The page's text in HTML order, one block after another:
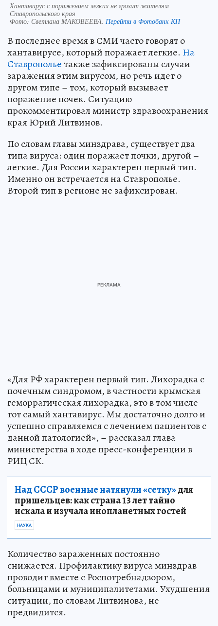
Хантавирус с поражением легких не грозит жителям
Ставропольского края
Фото: Светлана МАКОВЕЕВА. Перейти в Фотобанк КП
В последнее время в СМИ часто говорят о
хантавирусе, который поражает легкие. На
Ставропольетакже зафиксированы случаи
заражения этим вирусом, но речь идет о
другом типе – том, который вызывает
поражение почек. Ситуацию
прокомментировал министр здравоохранения
края Юрий Литвинов.
По словам главы минздрава, существует два
типа вируса: один поражает почки, другой –
легкие. Для России характерен первый тип.
Именно он встречается на Ставрополье.
Второй тип в регионе не зафиксирован.
«Для РФ характерен первый тип. Лихорадка с
почечным синдромом, в частности крымская
геморрагическая лихорадка, это в том числе
тот самый хантавирус. Мы достаточно долго и
успешно справляемся с лечением пациентов с
данной патологией», – рассказал глава
министерства в ходе пресс-конференции в
РИЦ СК.
Над СССР военные натянули «сетку»для
пришельцев: как страна 13 лет тайно
искала и изучала инопланетных гостей
НАУКА
Количество зараженных постоянно
снижается. Профилактику вируса минздрав
проводит вместе с Роспотребнадзором,
больницами и муниципалитетами. Ухудшения
ситуации, по словам Литвинова, не
предвидится.